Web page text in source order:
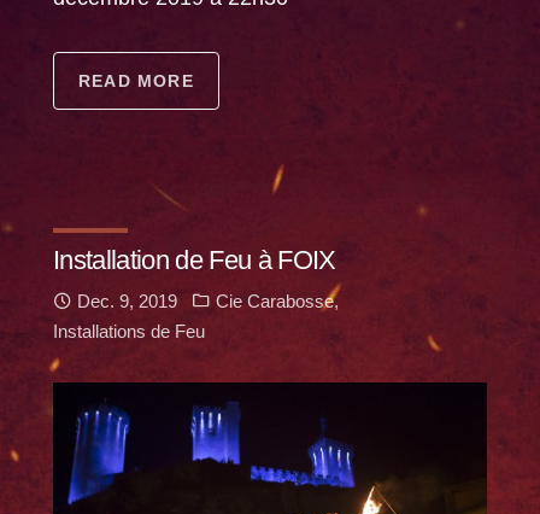
READ MORE
Installation de Feu à FOIX
Dec. 9, 2019 Cie Carabosse,
Installations de Feu